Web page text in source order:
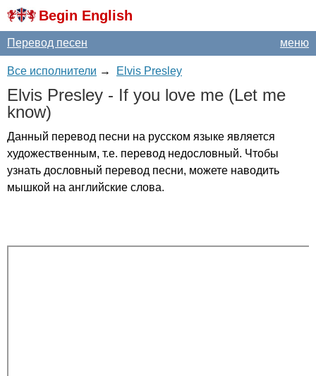
Begin English
меню
Перевод песен
Все исполнители → Elvis Presley
Elvis Presley - If you love me (Let me
know)
Данный перевод песни на русском языке является
художественным, т.е. перевод недословный. Чтобы
узнать дословный перевод песни, можете наводить
мышкой на английские слова.